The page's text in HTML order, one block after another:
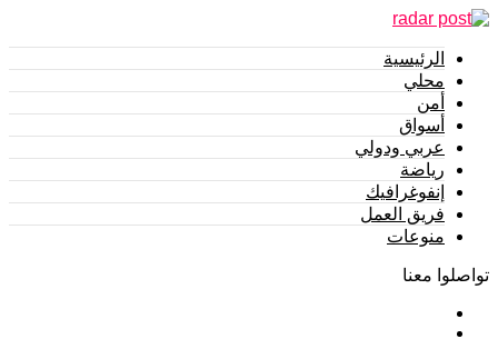
الرئيسية
محلي
أمن
أسواق
عربي ودولي
رياضة
إنفوغرافيك
فريق العمل
منوعات
تواصلوا معنا